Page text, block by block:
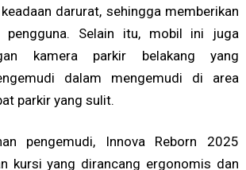
darurat, sehingga memberikan
pengguna. Selain itu, mobil ini juga
kamera parkir belakang yang
dalam mengemudi di area
parkir yang sulit.
pengemudi, Innova Reborn 2025
kursi yang dirancang ergonomis dan